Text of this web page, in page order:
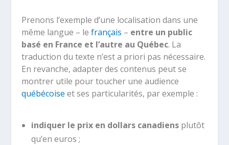
Prenons l’exemple d’une localisation dans une
même langue – lefrançais – entre un public
basé en France et l’autre au Québec. La
traduction du texte n’est a priori pas nécessaire.
En revanche, adapter des contenus peut se
montrer utile pour toucher une audience
québécoise et ses particularités, par exemple :
indiquer le prix en dollars canadiensplutôt
qu’en euros ;